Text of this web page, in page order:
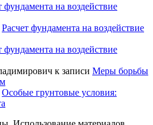
фундамента на воздействие
Расчет фундамента на воздействие
фундамента на воздействие
к записи Меры борьбы
Особые грунтовые условия: